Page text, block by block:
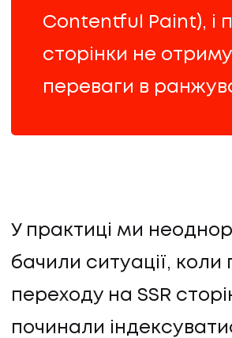
Contentful Paint), і
сторінки не
переваги в
У практиці ми
бачили ситуації, коли
переходу на SSR
починали